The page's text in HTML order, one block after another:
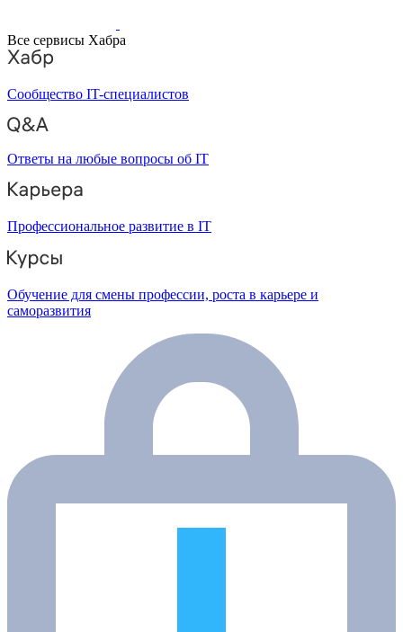
Все сервисы Хабра
Сообщество IT-специалистов
Ответы на любые вопросы об IT
Профессиональное развитие в IT
Обучение для смены профессии, роста в карьере и
саморазвития